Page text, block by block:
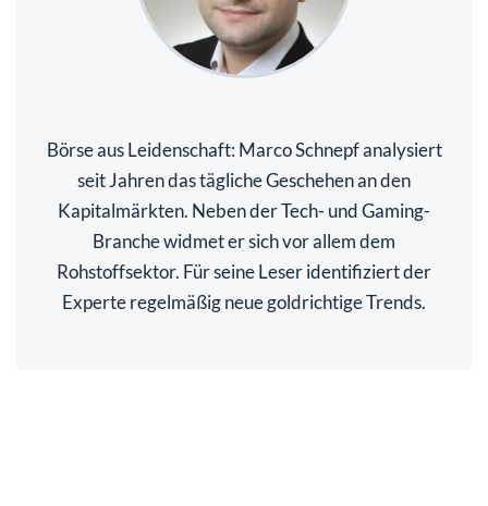
Börse aus Leidenschaft: Marco Schnepf analysiert
seit Jahren das tägliche Geschehen an den
Kapitalmärkten. Neben der Tech- und Gaming-
Branche widmet er sich vor allem dem
Rohstoffsektor. Für seine Leser identifiziert der
Experte regelmäßig neue goldrichtige Trends.